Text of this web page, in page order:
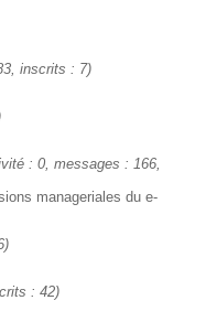
inscrits : 7)
: 0, messages : 166,
manageriales du e-
: 42)